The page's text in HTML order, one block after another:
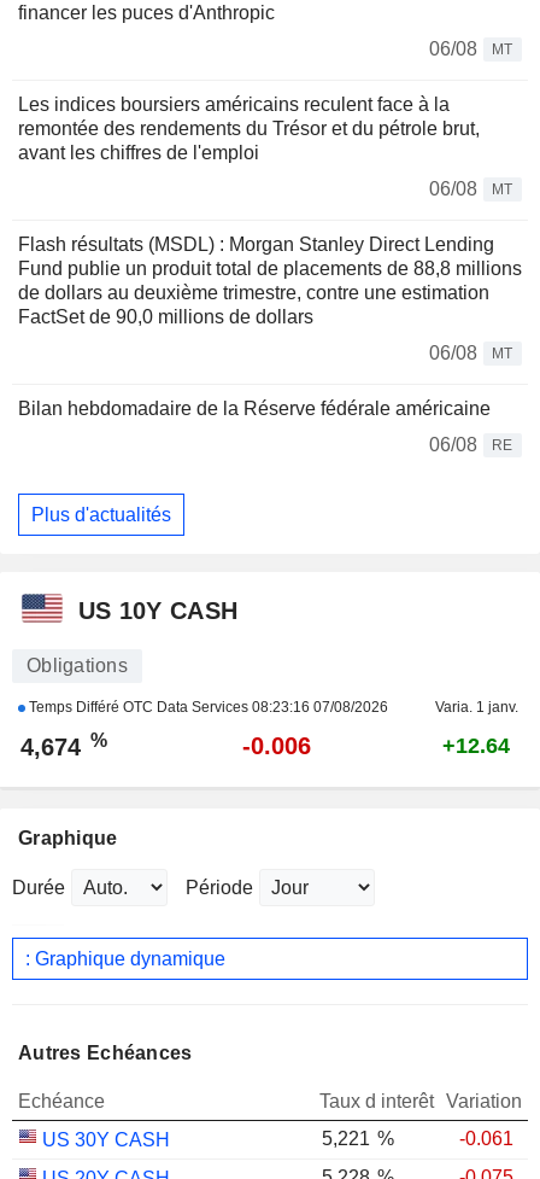
financer les puces d'Anthropic
06/08
MT
Les indices boursiers américains reculent face à la
remontée des rendements du Trésor et du pétrole brut,
avant les chiffres de l'emploi
06/08
MT
Flash résultats (MSDL) : Morgan Stanley Direct Lending
Fund publie un produit total de placements de 88,8 millions
de dollars au deuxième trimestre, contre une estimation
FactSet de 90,0 millions de dollars
06/08
MT
Bilan hebdomadaire de la Réserve fédérale américaine
06/08
RE
Plus d'actualités
US 10Y CASH
Obligations
Temps Différé OTC Data Services 08:23:16 07/08/2026 Varia. 1 janv.
4,674 % -0.006 +12.64
Graphique
Durée Période
: Graphique dynamique
Autres Echéances
Echéance Taux d interêt Variation
US 30Y CASH
5,221 %
-0.061